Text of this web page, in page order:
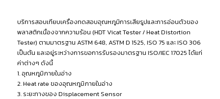
บริการสอบเทียบเครื่องทดสอบอุณหภูมิการเสียรูปและการอ่อนตัวของ
พลาสติกเนื่องจากความร้อน (HDT Vicat Tester / Heat Distortion
Tester) ตามมาตรฐาน ASTM 648, ASTM D 1525, ISO 75 และ ISO 306
เป็นต้น และอยู่ระหว่างการขอการรับรองมาตรฐาน ISO/IEC 17025 ได้แก่
ค่าต่างๆ ดังนี้
1. อุณหภูมิภายในอ่าง
2. Heat rate ของอุณหภูมิภายในอ่าง
3. ระยะทางของ Displacement Sensor